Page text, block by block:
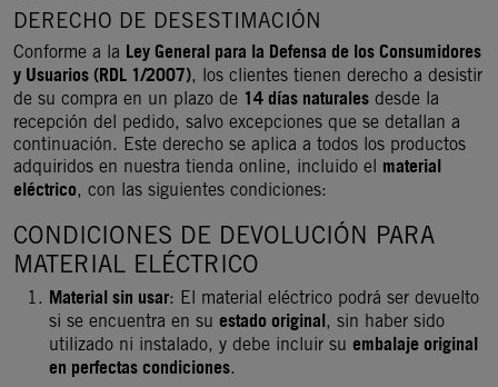
DERECHO DE DESESTIMACIÓN
Conforme a la Ley General para la Defensa de los Consumidores
y Usuarios (RDL 1/2007), los clientes tienen derecho a desistir
de su compra en un plazo de 14 días naturales desde la
recepción del pedido, salvo excepciones que se detallan a
continuación. Este derecho se aplica a todos los productos
adquiridos en nuestra tienda online, incluido el material
eléctrico, con las siguientes condiciones:
CONDICIONES DE DEVOLUCIÓN PARA
MATERIAL ELÉCTRICO
Material sin usar: El material eléctrico podrá ser devuelto
si se encuentra en su estado original, sin haber sido
utilizado ni instalado, y debe incluir su embalaje original
en perfectas condiciones.